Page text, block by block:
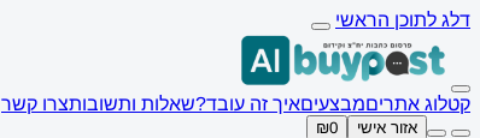
דלג לתוכן הראשי
קטלוג אתריםמבצעיםאיך זה עובד?שאלות ותשובותצרו קשר
אזור אישי ₪0